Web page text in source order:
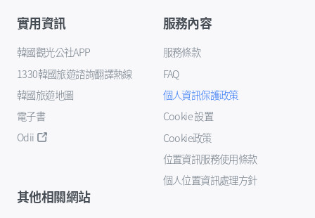
實用資訊
韓國觀光公社APP
1330韓國旅遊諮詢翻譯熱線
韓國旅遊地圖
電子書
Odii
服務內容
服務條款
FAQ
個人資訊保護政策
Cookie 設置
Cookie政策
位置資訊服務使用條款
個人位置資訊處理方針
其他相關網站